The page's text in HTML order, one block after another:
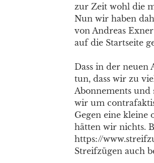
zur Zeit wohl die
Nun wir haben
von Andreas Exner
auf die Startseite
Dass in der neuen
tun, dass wir zu
Abonnements und
wir um
Gegen eine kleine
hätten wir nichts.
https://
Streifzügen auch